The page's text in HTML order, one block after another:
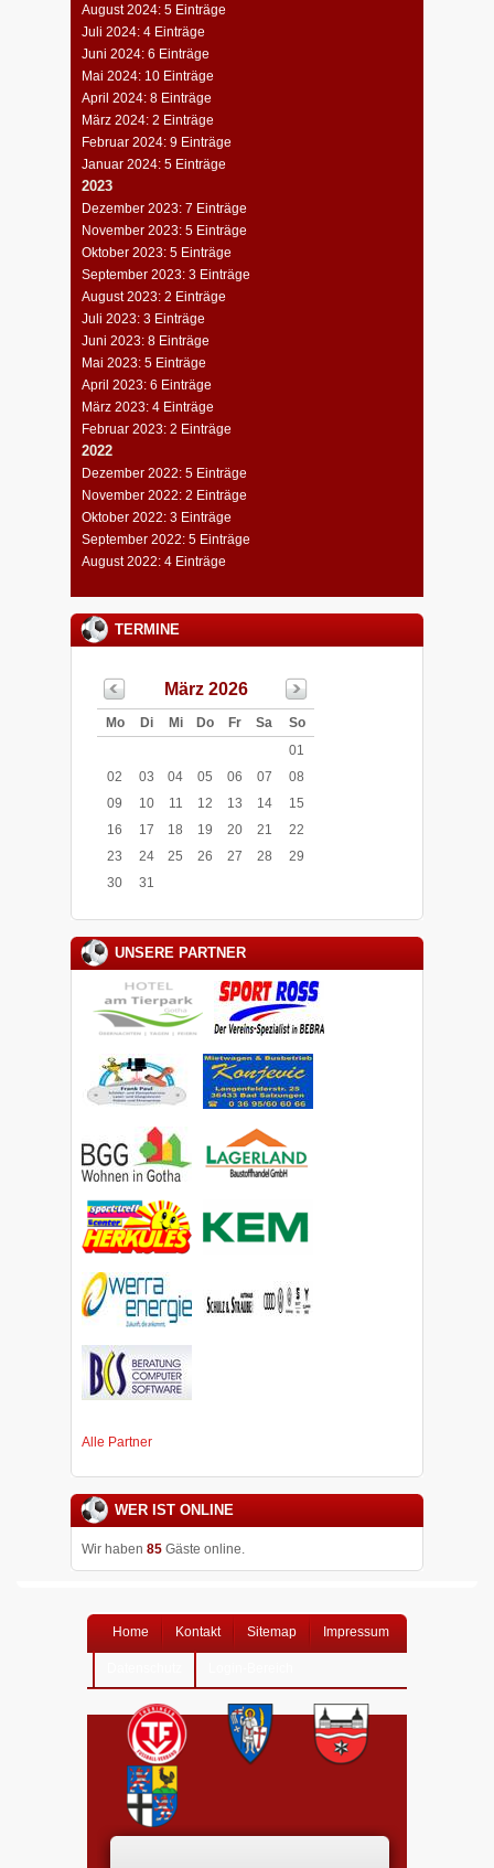
August 2024: 5 Einträge
Juli 2024: 4 Einträge
Juni 2024: 6 Einträge
Mai 2024: 10 Einträge
April 2024: 8 Einträge
März 2024: 2 Einträge
Februar 2024: 9 Einträge
Januar 2024: 5 Einträge
2023
Dezember 2023: 7 Einträge
November 2023: 5 Einträge
Oktober 2023: 5 Einträge
September 2023: 3 Einträge
August 2023: 2 Einträge
Juli 2023: 3 Einträge
Juni 2023: 8 Einträge
Mai 2023: 5 Einträge
April 2023: 6 Einträge
März 2023: 4 Einträge
Februar 2023: 2 Einträge
2022
Dezember 2022: 5 Einträge
November 2022: 2 Einträge
Oktober 2022: 3 Einträge
September 2022: 5 Einträge
August 2022: 4 Einträge
TERMINE
März 2026
Mo Di Mi Do Fr Sa
So
01
02
03 04 05 06 07
08
09
10 11 12 13 14
15
16
17 18 19 20 21
22
23
24 25 26 27 28
29
30
31
UNSERE PARTNER
Alle Partner
WER IST ONLINE
Wir haben 85 Gäste online.
Home Kontakt Sitemap Impressum